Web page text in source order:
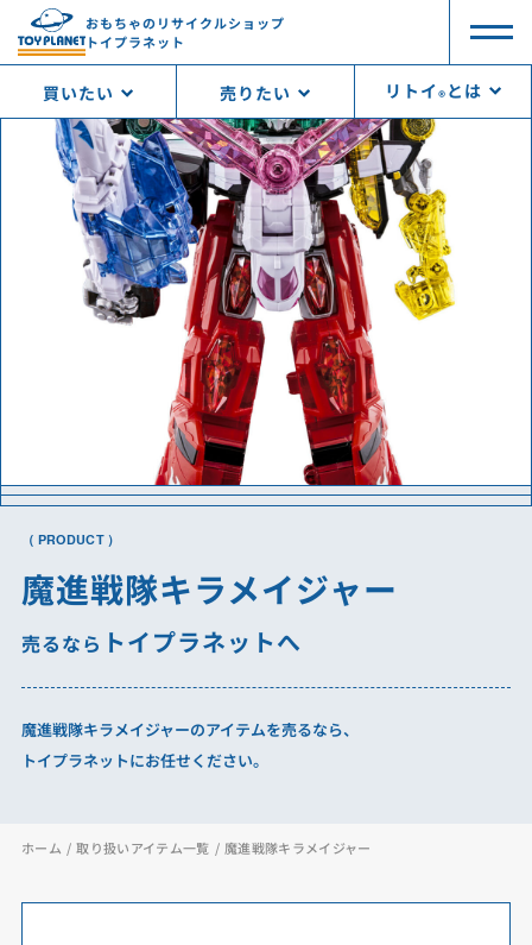
おもちゃのリサイクルショップ
トイプラネット
買いたい 売りたい リトイ®︎とは
（ PRODUCT ）
魔進戦隊キラメイジャー
売るなら トイプラネットへ
魔進戦隊キラメイジャーのアイテムを売るなら、
トイプラネットにお任せください。
ホーム 取り扱いアイテム一覧 魔進戦隊キラメイジャー